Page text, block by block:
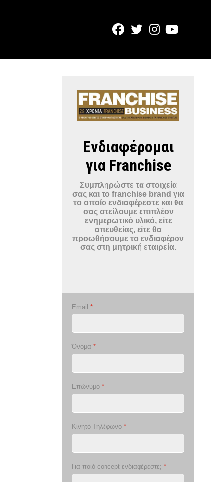
Ενδιαφέρομαι
για Franchise
Συμπληρώστε τα στοιχεία
σας και το franchise brand για
το οποίο ενδιαφέρεστε και θα
σας στείλουμε επιπλέον
ενημερωτικό υλικό, είτε
απευθείας, είτε θα
προωθήσουμε το ενδιαφέρον
σας στη μητρική εταιρεία.
Email *
Όνομα *
Επώνυμο *
Κινητό Τηλέφωνο *
Για ποιό concept ενδιαφέρεστε; *